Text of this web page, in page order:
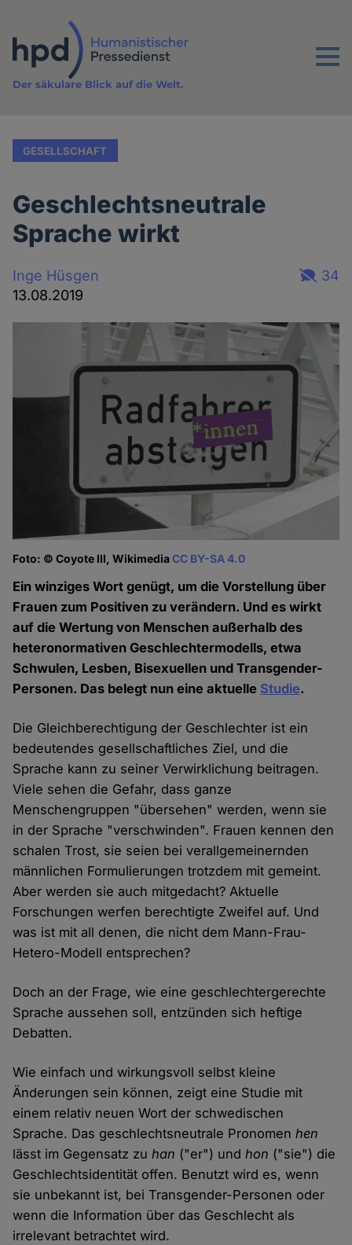
Inhalt
Menu
Der säkulare Blick auf die Welt.
GESELLSCHAFT
Geschlechtsneutrale
Sprache wirkt
Inge Hüsgen
13.08.2019
34
Foto: © Coyote III, WikimediaCC BY-SA 4.0
Ein winziges Wort genügt, um die Vorstellung über
Frauen zum Positiven zu verändern. Und es wirkt
auf die Wertung von Menschen außerhalb des
heteronormativen Geschlechtermodells, etwa
Schwulen, Lesben, Bisexuellen und Transgender-
Personen. Das belegt nun eine aktuelle Studie.
Die Gleichberechtigung der Geschlechter ist ein
bedeutendes gesellschaftliches Ziel, und die
Sprache kann zu seiner Verwirklichung beitragen.
Viele sehen die Gefahr, dass ganze
Menschengruppen "übersehen" werden, wenn sie
in der Sprache "verschwinden". Frauen kennen den
schalen Trost, sie seien bei verallgemeinernden
männlichen Formulierungen trotzdem mit gemeint.
Aber werden sie auch mitgedacht? Aktuelle
Forschungen werfen berechtigte Zweifel auf. Und
was ist mit all denen, die nicht dem Mann-Frau-
Hetero-Modell entsprechen?
Doch an der Frage, wie eine geschlechtergerechte
Sprache aussehen soll, entzünden sich heftige
Debatten.
Wie einfach und wirkungsvoll selbst kleine
Änderungen sein können, zeigt eine Studie mit
einem relativ neuen Wort der schwedischen
Sprache. Das geschlechtsneutrale Pronomenhen
lässt im Gegensatz zuhan ("er") undhon ("sie") die
Geschlechtsidentität offen. Benutzt wird es, wenn
sie unbekannt ist, bei Transgender-Personen oder
wenn die Information über das Geschlecht als
irrelevant betrachtet wird.